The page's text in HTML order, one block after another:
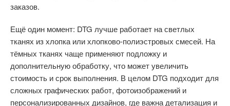
заказов.
Ещё один момент: DTG лучше работает на светлых
тканях из хлопка или хлопково-полиэстровых смесей. На
тёмных тканях чаще применяют подложку и
дополнительную обработку, что может увеличить
стоимость и срок выполнения. В целом DTG подходит для
сложных графических работ, фотоизображений и
персонализированных дизайнов, где важна детализация и